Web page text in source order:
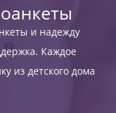
и надежду
Каждое
из детского дома